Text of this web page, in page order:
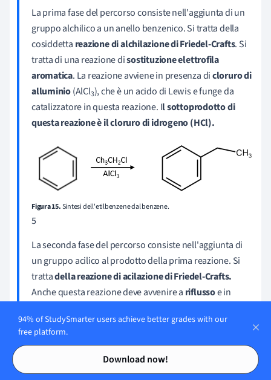
Contents
Contents
La prima fase del percorso consiste nell'aggiunta di un
gruppo alchilico a un anello benzenico. Si tratta della
cosiddetta reazione di alchilazione di Friedel-Crafts. Si
tratta di una reazione disostituzione elettrofila
aromatica. La reazione avviene in presenza dicloruro di
alluminio(AlCl3), che è un acido di Lewis e funge da
catalizzatore in questa reazione. Il sottoprodotto di
questa reazione è il cloruro di idrogeno (HCl).
Figura 15.Sintesi dell'etilbenzene dal benzene.
5
La seconda fase del percorso consiste nell'aggiunta di
un gruppo acilico al prodotto della prima reazione. Si
trattadella reazione di acilazione di Friedel-Crafts.
Anche questa reazione deve avvenire a riflussoe in
sottoprodotto di questa reazione è il cloruro di
idrogeno (HCl).
94% of StudySmarter users achieve better grades with our
free platform.
Download now!